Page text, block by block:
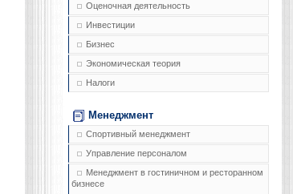
Оценочная деятельность
Инвестиции
Бизнес
Экономическая теория
Налоги
Менеджмент
Спортивный менеджмент
Управление персоналом
Менеджмент в гостиничном и ресторанном
бизнесе